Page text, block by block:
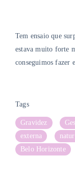
Tem ensaio que
estava muito forte
conseguimos fazer
Tags
Gravidez
externa
Belo Horizonte